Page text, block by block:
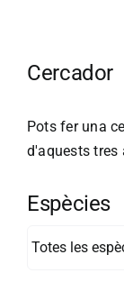
Cercador
Pots fer una
d'aquests tres
Espècies